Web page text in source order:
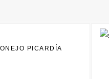
PICARDÍA